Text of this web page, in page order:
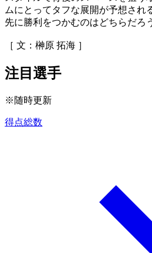
ムにとってタフな展開が予想され
先に勝利をつかむのはどちらだろ
［ 文：榊原 拓海 ］
注目選手
※随時更新
得点総数